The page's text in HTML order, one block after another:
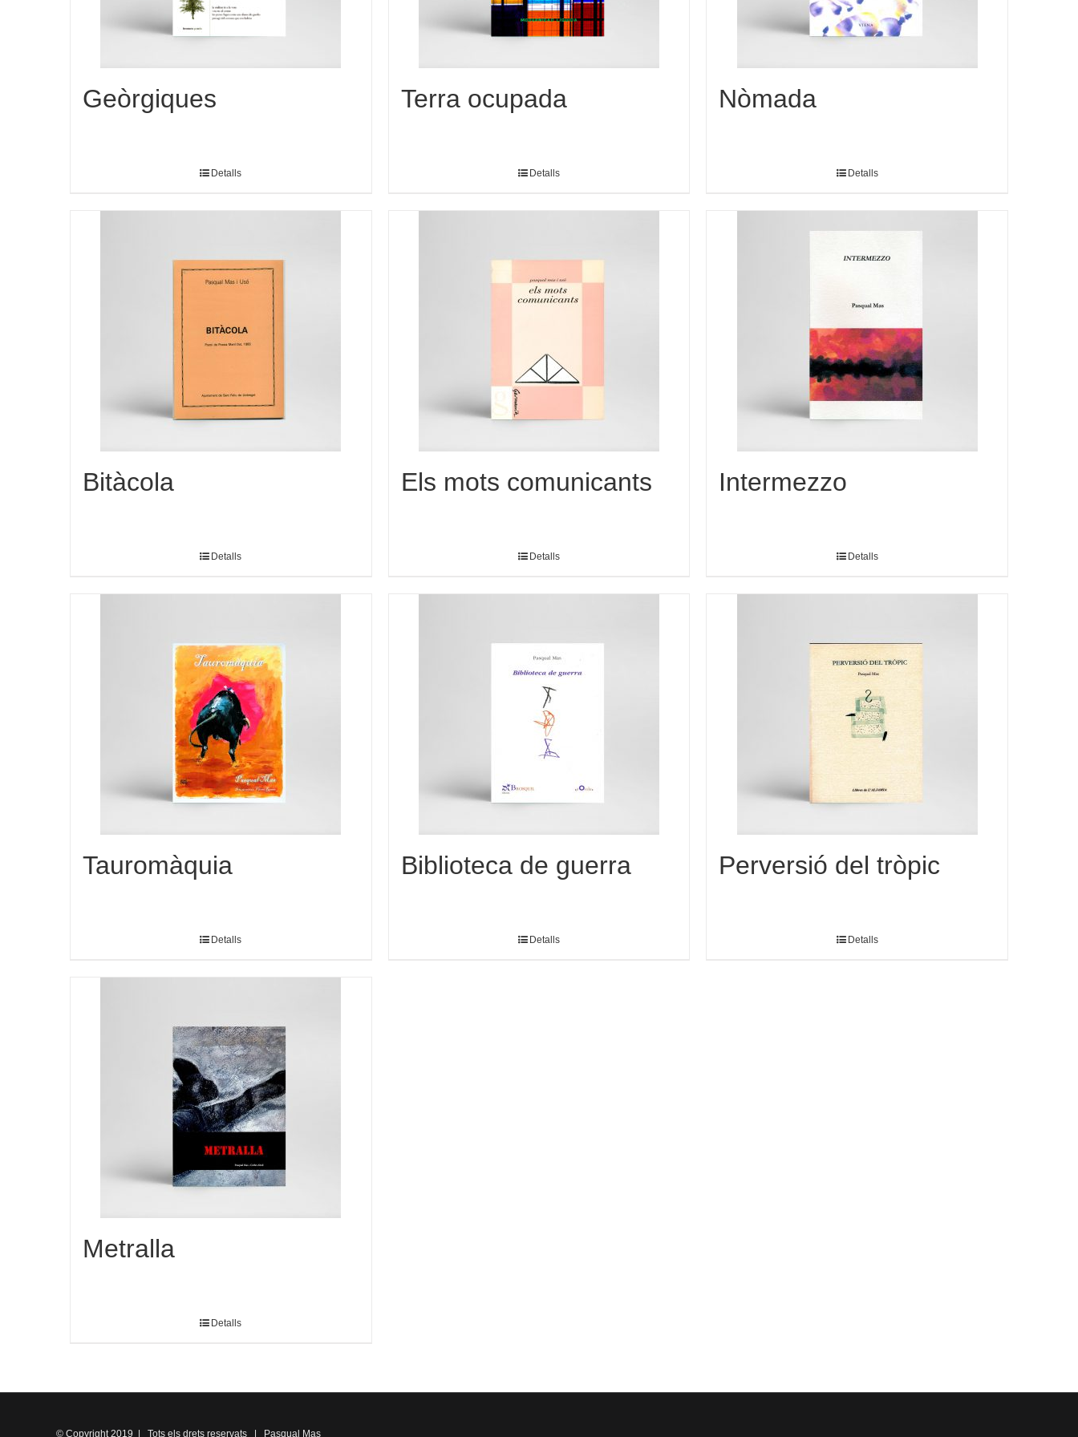
Geòrgiques
Detalls
Terra ocupada
Detalls
Nòmada
Detalls
Bitàcola
Detalls
Els mots comunicants
Detalls
Intermezzo
Detalls
Tauromàquia
Detalls
Biblioteca de guerra
Detalls
Perversió del tròpic
Detalls
Metralla
Detalls
© Copyright 2019 | Tots els drets reservats | Pasqual Mas